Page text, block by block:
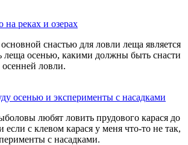
реках и озерах
снастью для ловли леща является
леща осенью, какими должны быть снасти
ловли.
осенью и эксперименты с насадками
любят ловить прудового карася до
если с клевом карася у меня что-то не так,
с насадками.